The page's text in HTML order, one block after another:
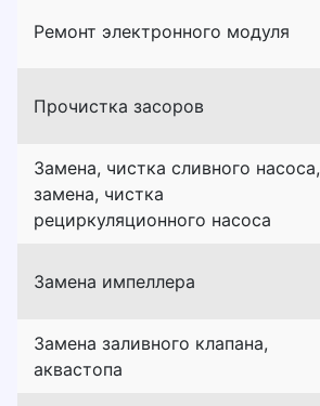
Ремонт электронного модуля
Прочистка засоров
Замена, чистка сливного насоса,
замена, чистка
рециркуляционного насоса
Замена импеллера
Замена заливного клапана,
аквастопа